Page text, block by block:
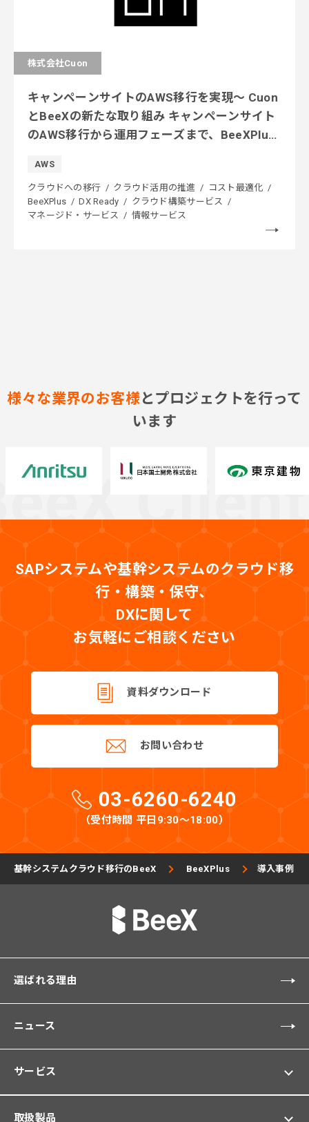
株式会社Cuon
キャンペーンサイトのAWS移行を実現〜 Cuon
とBeeXの新たな取り組み キャンペーンサイト
のAWS移行から運用フェーズまで、BeeXPlus
AWS
クラウドへの移行 クラウド活用の推進
コスト最適化
BeeXPlus
DX Ready
クラウド構築サービス
マネージド・サービス
情報サービス
様々な業界のお客様とプロジェクトを行って
います
SAPシステムや基幹システムのクラウド移
行・構築・保守、
DXに関して
お気軽にご相談ください
資料ダウンロード
お問い合わせ
03-6260-6240
（受付時間 平日9:30〜18:00）
基幹システムクラウド移行のBeeX BeeXPlus 導入事例
選ばれる理由
ニュース
サービス
取扱製品